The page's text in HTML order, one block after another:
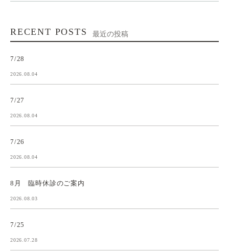
RECENT POSTS 最近の投稿
7/28
2026.08.04
7/27
2026.08.04
7/26
2026.08.04
8月 臨時休診のご案内
2026.08.03
7/25
2026.07.28